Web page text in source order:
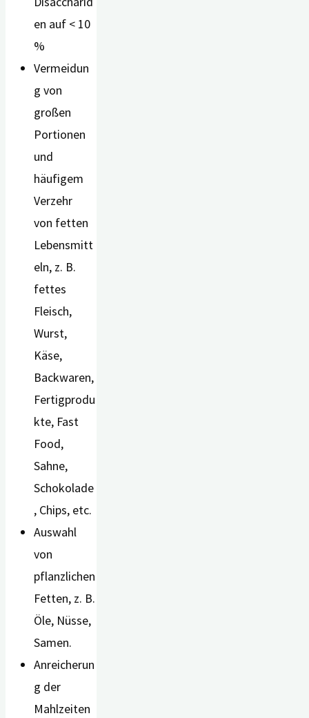
en auf < 10
%
Vermeidun
g von
großen
Portionen
und
häufigem
Verzehr
von fetten
Lebensmitt
eln, z. B.
fettes
Fleisch,
Wurst,
Käse,
Backwaren,
Fertigprodu
kte, Fast
Food,
Sahne,
Schokolade
, Chips, etc.
Auswahl
von
pflanzlichen
Fetten, z. B.
Öle, Nüsse,
Samen.
Anreicherun
g der
Mahlzeiten